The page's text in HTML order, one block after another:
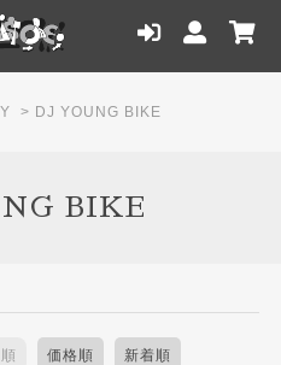
Y > DJ YOUNG BIKE
BIKE
価格順 新着順